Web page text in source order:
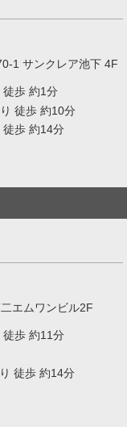
1 サンクレア池下 4F
徒歩 約1分
徒歩 約10分
徒歩 約14分
エムワンビル2F
徒歩 約11分
徒歩 約14分